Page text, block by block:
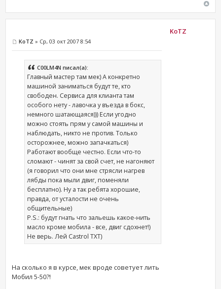
KoTZ » Ср, 03 окт 2007 8:54
C00LM4N писал(а):
Главный мастер там мек) А конкретно
машиной заниматься будут те, кто
свободен. Сервиса для клианта там
особого нету - лавочка у въезда в бокс,
немного шатающаяся))) Если угодно
можно стоять прям у самой машины и
наблюдать, никто не против. Только
осторожнее, можно запачкаться)
Работают вообще честно. Если что-то
сломают - чинят за свой счет, не нагоняют
(я говорил что они мне стрясли нагрев
лябды пока мыли двиг, поменяли
бесплатно). Ну а так ребята хорошие,
правда, от усталости не очень
общительные)
P.S.: будут гнать что зальешь какое-нить
масло кроме мобила - все, двиг сдохнет!)
Не верь. Лей Castrol TXT)
На сколько я в курсе, мек вроде советует лить
Мобил 5-50?!
KoTZ